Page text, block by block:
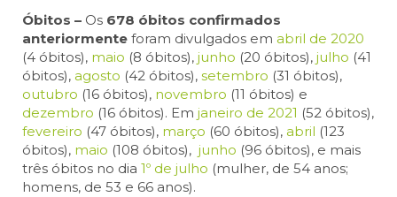
Óbitos – Os 678 óbitos confirmados
anteriormente foram divulgados em abril de 2020
(4 óbitos), maio (8 óbitos), junho (20 óbitos), julho (41
óbitos), agosto (42 óbitos), setembro (31 óbitos),
outubro (16 óbitos), novembro (11 óbitos) e
dezembro (16 óbitos). Em janeiro de 2021 (52 óbitos),
fevereiro (47 óbitos), março (60 óbitos), abril (123
óbitos), maio (108 óbitos), junho (96 óbitos), e mais
três óbitos no dia 1º de julho (mulher, de 54 anos;
homens, de 53 e 66 anos).